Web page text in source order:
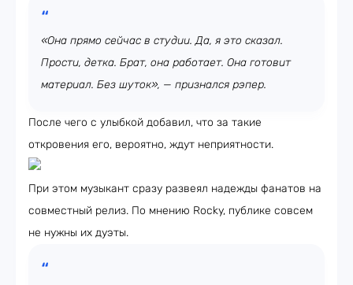
«Она прямо сейчас в студии. Да, я это сказал.
Прости, детка. Брат, она работает. Она готовит
материал. Без шуток», — признался рэпер.
После чего с улыбкой добавил, что за такие
откровения его, вероятно, ждут неприятности.
При этом музыкант сразу развеял надежды фанатов на
совместный релиз. По мнению Rocky, публике совсем
не нужны их дуэты.